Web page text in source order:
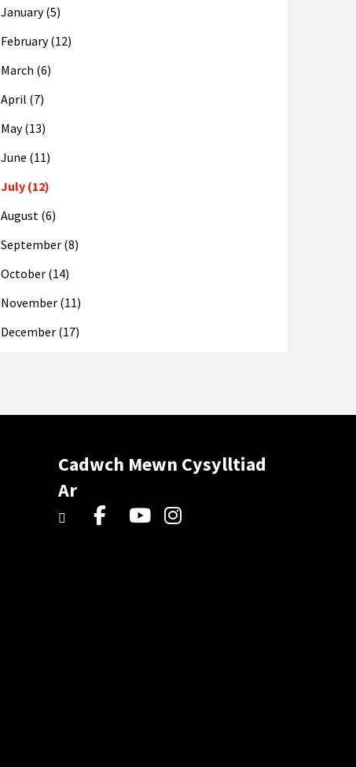
January (5)
February (12)
March (6)
April (7)
May (13)
June (11)
July (12)
August (6)
September (8)
October (14)
November (11)
December (17)
Cadwch Mewn Cysylltiad
Ar